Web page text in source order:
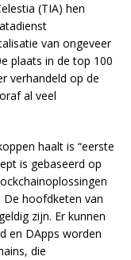
(TIA) hen
van ongeveer
plaats in de top 100
verhandeld op de
al veel
haalt is “eerste
is gebaseerd op
De hoofdketen van
zijn. Er kunnen
en DApps worden
die